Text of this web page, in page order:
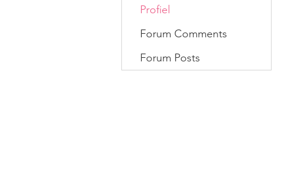
Profiel
Forum Comments
Forum Posts